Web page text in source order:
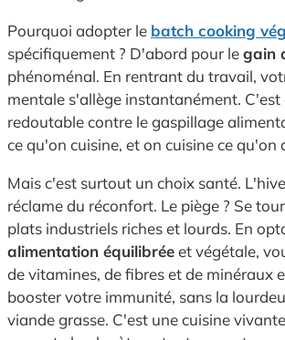
Pourquoi adopter le batch cooking
spécifiquement ? D'abord pour legain
phénoménal. En rentrant du travail,
mentale s'allège instantanément. C'est
redoutable contre le gaspillage
ce qu'on cuisine, et on cuisine ce qu'on
Mais c'est surtout un choix santé.
réclame du réconfort. Le piège ? Se
plats industriels riches et lourds. En
alimentation équilibréeet végétale,
de vitamines, de fibres et de minéraux
booster votre immunité, sans la
viande grasse. C'est une cuisine